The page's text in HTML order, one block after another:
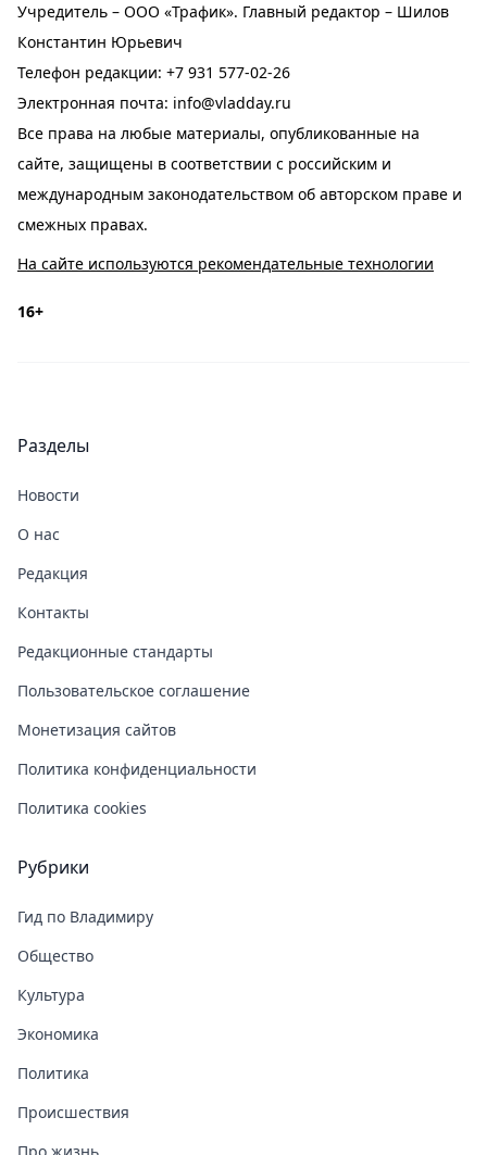
Учредитель – ООО «Трафик». Главный редактор – Шилов
Константин Юрьевич
Телефон редакции: +7 931 577-02-26
Электронная почта: info@vladday.ru
Все права на любые материалы, опубликованные на
сайте, защищены в соответствии с российским и
международным законодательством об авторском праве и
смежных правах.
На сайте используются рекомендательные технологии
16+
Разделы
Новости
О нас
Редакция
Контакты
Редакционные стандарты
Пользовательское соглашение
Монетизация сайтов
Политика конфиденциальности
Политика cookies
Рубрики
Гид по Владимиру
Общество
Культура
Экономика
Политика
Происшествия